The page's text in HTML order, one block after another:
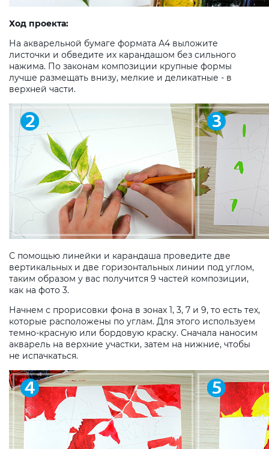
Ход проекта:
На акварельной бумаге формата А4 выложите
листочки и обведите их карандашом без сильного
нажима. По законам композиции крупные формы
лучше размещать внизу, мелкие и деликатные - в
верхней части.
С помощью линейки и карандаша проведите две
вертикальных и две горизонтальных линии под углом,
таким образом у вас получится 9 частей композиции,
как на фото 3.
Начнем с прорисовки фона в зонах 1, 3, 7 и 9, то есть тех,
которые расположены по углам. Для этого используем
темно-красную или бордовую краску. Сначала наносим
акварель на верхние участки, затем на нижние, чтобы
не испачкаться.